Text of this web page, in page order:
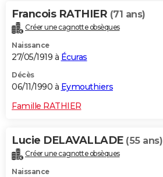
Francois RATHIER (71 ans)
Créer une cagnotte obsèques
Naissance
27/05/1919 à Écuras
Décès
06/11/1990 à Eymouthiers
Famille RATHIER
Lucie DELAVALLADE (55 ans)
Créer une cagnotte obsèques
Naissance